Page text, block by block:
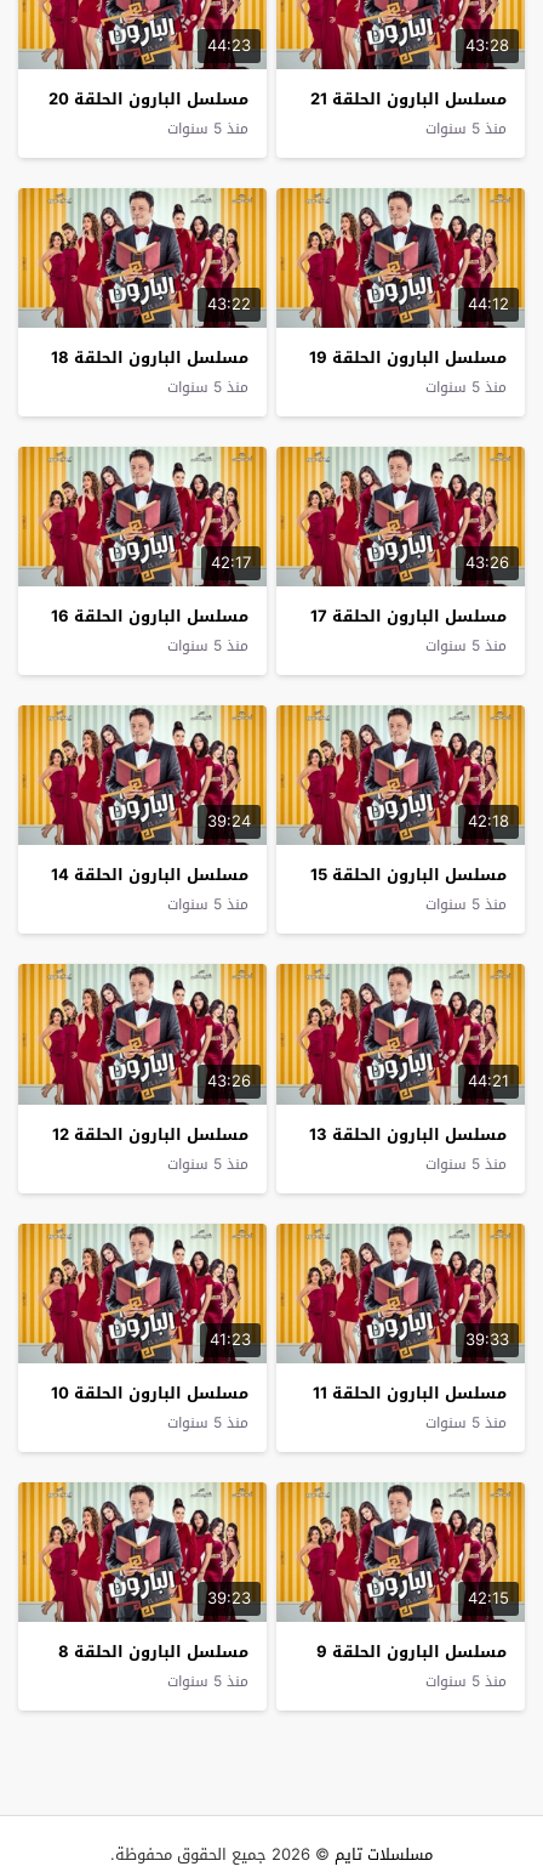
43:28
مسلسل البارون الحلقة 21
منذ 5 سنوات
44:23
مسلسل البارون الحلقة 20
منذ 5 سنوات
44:12
مسلسل البارون الحلقة 19
منذ 5 سنوات
43:22
مسلسل البارون الحلقة 18
منذ 5 سنوات
43:26
مسلسل البارون الحلقة 17
منذ 5 سنوات
42:17
مسلسل البارون الحلقة 16
منذ 5 سنوات
42:18
مسلسل البارون الحلقة 15
منذ 5 سنوات
39:24
مسلسل البارون الحلقة 14
منذ 5 سنوات
44:21
مسلسل البارون الحلقة 13
منذ 5 سنوات
43:26
مسلسل البارون الحلقة 12
منذ 5 سنوات
39:33
مسلسل البارون الحلقة 11
منذ 5 سنوات
41:23
مسلسل البارون الحلقة 10
منذ 5 سنوات
42:15
مسلسل البارون الحلقة 9
منذ 5 سنوات
39:23
مسلسل البارون الحلقة 8
منذ 5 سنوات
مسلسلات تايم © 2026 جميع الحقوق محفوظة.